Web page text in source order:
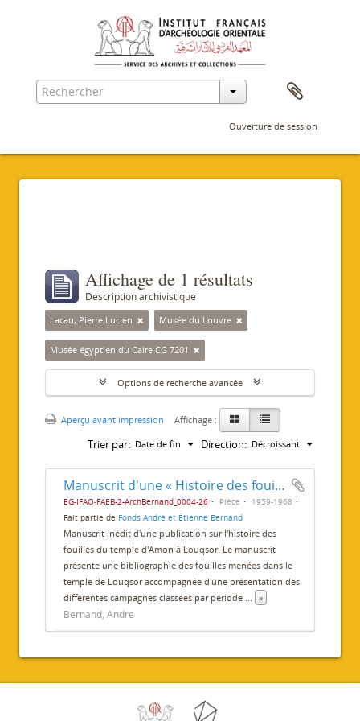
Ouverture de session
Affichage de 1 résultats
Description archivistique
Lacau, Pierre Lucien Musée du Louvre
Musée égyptien du Caire CG 7201
Options de recherche avancée
Aperçu avant impression Affichage :
Trier par: Date de fin Direction: Décroissant
Manuscrit d'une « Histoire des fouilles du temple de Louxor »
EG-IFAO-FAEB-2-ArchBernand_0004-26 Pièce
1959-1968
Fait partie de Fonds André et Étienne Bernand
Manuscrit inédit d'une publication sur l'histoire des
fouilles du temple d'Amon à Louqsor. Le manuscrit
présente une bibliographie des fouilles menées dans le
temple de Louqsor accompagnée d'une présentation des
différentes campagnes classées par période ... »
Bernand, André